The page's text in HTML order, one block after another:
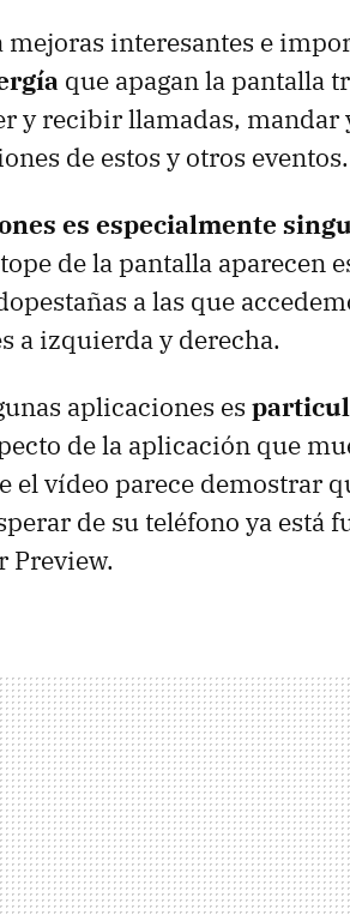
interesantes e
que apagan la pantalla
y recibir llamadas,
de estos y otros eventos.
es especialmente
de la pantalla aparecen
a las que
a izquierda y derecha.
aplicaciones es
de la aplicación que
el vídeo parece demostrar
de su teléfono ya está
Preview.